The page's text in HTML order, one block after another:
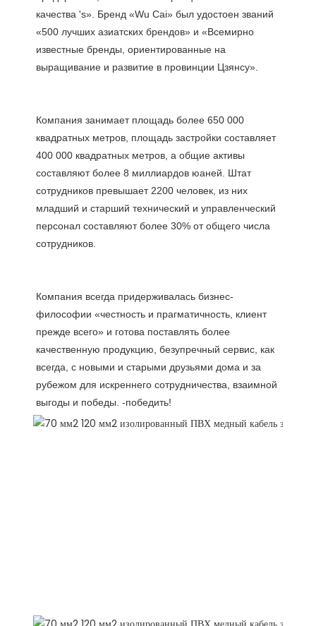
качества 's». Бренд «Wu Cai» был удостоен званий
«500 лучших азиатских брендов» и «Всемирно
известные бренды, ориентированные на
Компания занимает площадь более 650 000
квадратных метров, площадь застройки составляет
400 000 квадратных метров, а общие активы
составляют более 8 миллиардов юаней. Штат
сотрудников превышает 2200 человек, из них
младший и старший технический и управленческий
персонал составляют более 30% от общего числа
Компания всегда придерживалась бизнес-
философии «честность и прагматичность, клиент
прежде всего» и готова поставлять более
качественную продукцию, безупречный сервис, как
всегда, с новыми и старыми друзьями дома и за
рубежом для искреннего сотрудничества, взаимной